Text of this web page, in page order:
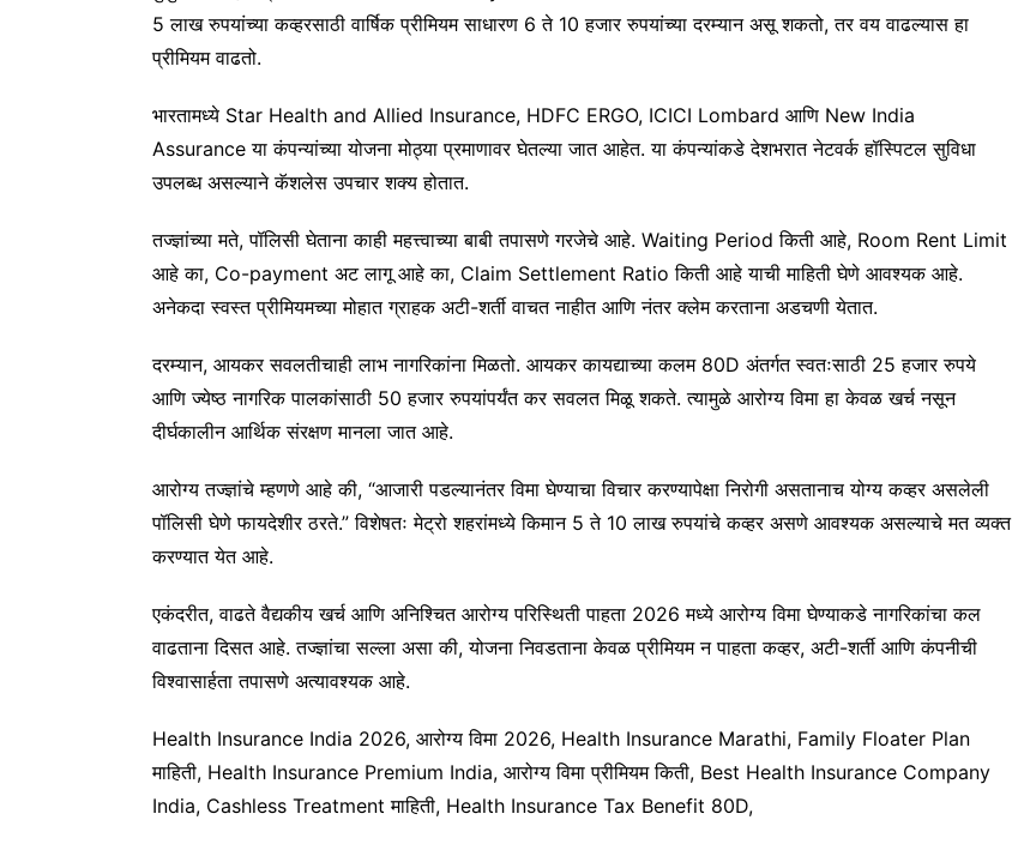
5 लाख रुपयांच्या कव्हरसाठी वार्षिक प्रीमियम साधारण 6 ते 10 हजार रुपयांच्या दरम्यान असू शकतो, तर वय वाढल्यास हा
प्रीमियम वाढतो.
भारतामध्ये Star Health and Allied Insurance, HDFC ERGO, ICICI Lombard आणि New India
Assurance या कंपन्यांच्या योजना मोठ्या प्रमाणावर घेतल्या जात आहेत. या कंपन्यांकडे देशभरात नेटवर्क हॉस्पिटल सुविधा
उपलब्ध असल्याने कॅशलेस उपचार शक्य होतात.
तज्ज्ञांच्या मते, पॉलिसी घेताना काही महत्त्वाच्या बाबी तपासणे गरजेचे आहे. Waiting Period किती आहे, Room Rent Limit
आहे का, Co-payment अट लागू आहे का, Claim Settlement Ratio किती आहे याची माहिती घेणे आवश्यक आहे.
अनेकदा स्वस्त प्रीमियमच्या मोहात ग्राहक अटी-शर्ती वाचत नाहीत आणि नंतर क्लेम करताना अडचणी येतात.
दरम्यान, आयकर सवलतीचाही लाभ नागरिकांना मिळतो. आयकर कायद्याच्या कलम 80D अंतर्गत स्वतःसाठी 25 हजार रुपये
आणि ज्येष्ठ नागरिक पालकांसाठी 50 हजार रुपयांपर्यंत कर सवलत मिळू शकते. त्यामुळे आरोग्य विमा हा केवळ खर्च नसून
दीर्घकालीन आर्थिक संरक्षण मानला जात आहे.
आरोग्य तज्ज्ञांचे म्हणणे आहे की, “आजारी पडल्यानंतर विमा घेण्याचा विचार करण्यापेक्षा निरोगी असतानाच योग्य कव्हर असलेली
पॉलिसी घेणे फायदेशीर ठरते.” विशेषतः मेट्रो शहरांमध्ये किमान 5 ते 10 लाख रुपयांचे कव्हर असणे आवश्यक असल्याचे मत व्यक्त
करण्यात येत आहे.
एकंदरीत, वाढते वैद्यकीय खर्च आणि अनिश्चित आरोग्य परिस्थिती पाहता 2026 मध्ये आरोग्य विमा घेण्याकडे नागरिकांचा कल
वाढताना दिसत आहे. तज्ज्ञांचा सल्ला असा की, योजना निवडताना केवळ प्रीमियम न पाहता कव्हर, अटी-शर्ती आणि कंपनीची
विश्वासार्हता तपासणे अत्यावश्यक आहे.
Health Insurance India 2026, आरोग्य विमा 2026, Health Insurance Marathi, Family Floater Plan
माहिती, Health Insurance Premium India, आरोग्य विमा प्रीमियम किती, Best Health Insurance Company
India, Cashless Treatment माहिती, Health Insurance Tax Benefit 80D,